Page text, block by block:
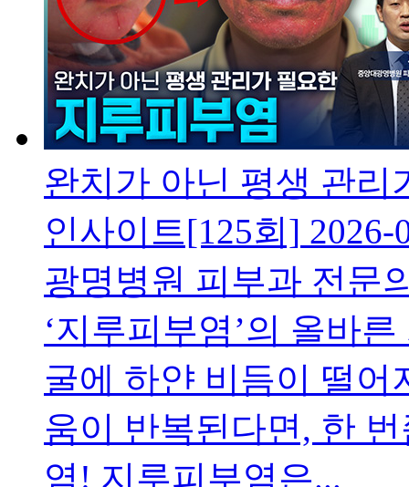
완치가 아닌 평생 관
인사이트[125회] 2026-
광명병원 피부과 전문
‘지루피부염’의 올바
굴에 하얀 비듬이 떨어
움이 반복된다면, 한
염! 지루피부염은...